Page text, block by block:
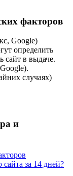
факторов
Google)
определить
сайт в выдаче.
случаях)
и
за 14 дней?